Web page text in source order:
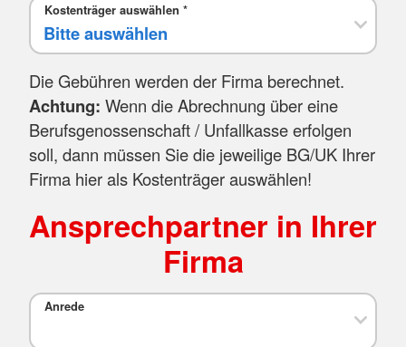
Kostenträger auswählen *
Die Gebühren werden der Firma berechnet.
Achtung: Wenn die Abrechnung über eine
Berufsgenossenschaft / Unfallkasse erfolgen
soll, dann müssen Sie die jeweilige BG/UK Ihrer
Firma hier als Kostenträger auswählen!
Ansprechpartner in Ihrer
Firma
Anrede